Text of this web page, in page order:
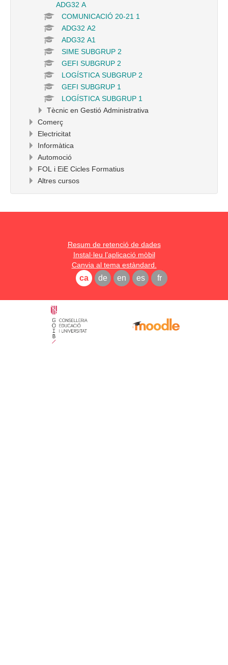
ADG32 A
COMUNICACIÓ 20-21 1
ADG32 A2
ADG32 A1
SIME SUBGRUP 2
GEFI SUBGRUP 2
LOGÍSTICA SUBGRUP 2
GEFI SUBGRUP 1
LOGÍSTICA SUBGRUP 1
Tècnic en Gestió Administrativa
Comerç
Electricitat
Informàtica
Automoció
FOL i EiE Cicles Formatius
Altres cursos
Resum de retenció de dades
Instal·leu l’aplicació mòbil
Canvia al tema estàndard.
ca de en es fr